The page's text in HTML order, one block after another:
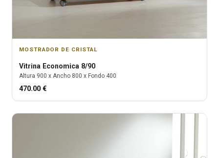
MOSTRADOR DE CRISTAL
Vitrina Economica 8/90
Altura 900 x Ancho 800 x Fondo 400
470.00 €